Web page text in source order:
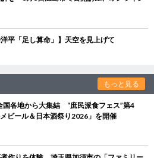
平「足し算命」】天空を見上げて
もっと見る
国各地から大集結 “庶民派食フェス”第4
ビール＆日本酒祭り2026」を開催